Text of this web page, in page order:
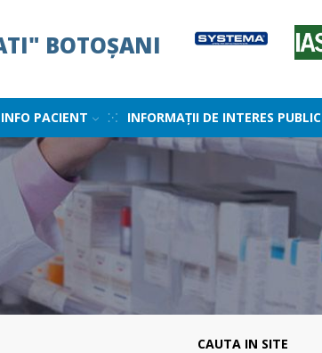
BOTOȘANI
INFO PACIENT INFORMAȚII DE INTERES PUBLIC
CAUTA IN SITE